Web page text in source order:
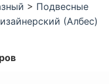
> Подвесные
(Албес)